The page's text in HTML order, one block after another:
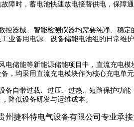
障时，蓄电池快速放电接替供电，保
器械、智能检测仪器均需要纯净、稳
业备用电源、设备储能电池组的日常
储能等新能源储能项目中，直流充电
均采用直流充电模块作为核心充电单
自带过载、过压、过热、短路保护功
降低设备研发与运维成本。
捷科特电气设备有限公司专业承